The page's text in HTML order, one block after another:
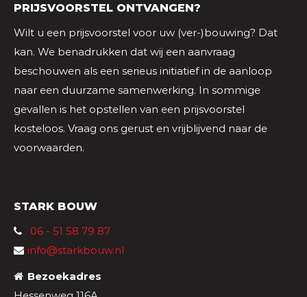
PRIJSVOORSTEL ONTVANGEN?
Wilt u een prijsvoorstel voor uw (ver-)bouwing? Dat
kan. We benadrukken dat wij een aanvraag
beschouwen als een serieus initiatief in de aanloop
naar een duurzame samenwerking. In sommige
gevallen is het opstellen van een prijsvoorstel
kosteloos. Vraag ons gerust en vrijblijvend naar de
voorwaarden.
STARK BOUW
06 - 51 58 79 87
info@starkbouw.nl
Bezoekadres